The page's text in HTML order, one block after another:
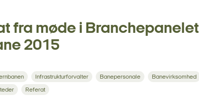
fra møde i
2015
Infrastrukturforvalter Banepersonale Banevirksomhed
Referat